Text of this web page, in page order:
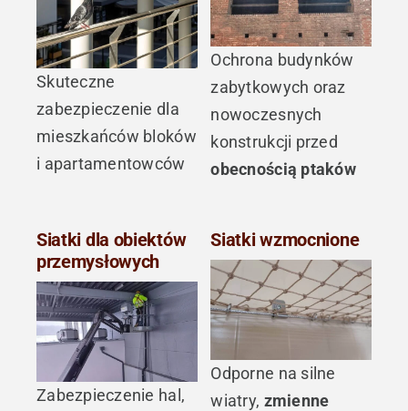
Skuteczne
zabezpieczenie dla
mieszkańców bloków
i apartamentowców
Ochrona budynków
zabytkowych oraz
nowoczesnych
konstrukcji przed
obecnością ptaków
Siatki dla obiektów
przemysłowych
Zabezpieczenie hal,
Siatki wzmocnione
Odporne na silne
wiatry, zmienne